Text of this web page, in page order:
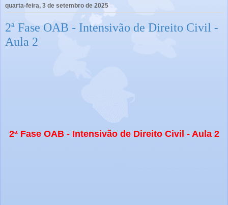
quarta-feira, 3 de setembro de 2025
2ª Fase OAB - Intensivão de Direito Civil -
Aula 2
2ª Fase OAB - Intensivão de Direito Civil - Aula 2